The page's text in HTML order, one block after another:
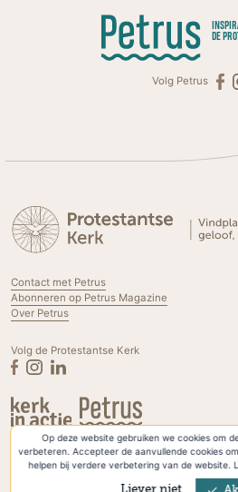
Op deze website gebruiken we cookies om
verbeteren. Accepteer de aanvullende cookies
helpen bij verdere verbetering van de website.
DE
Volg Petrus
Contact met Petrus
Abonneren op Petrus Magazine
Over Petrus
Volg de Protestantse Kerk
Privacyverklaring & Cookies